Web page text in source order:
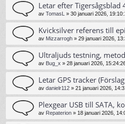
Letar efter
av TomasL » 30 januari 2026,
Kvicksilver referens till
av Mizzarrogh » 29 januari 2026,
Ultraljuds testning,
av Bug_x » 28 januari 2026,
Letar GPS tracker
av danielr112 » 21 januari 2026,
Plexgear USB till SATA,
av Repaterion » 18 januari 2026,